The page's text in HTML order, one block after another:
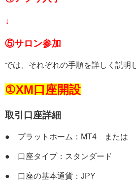
↓
⑤サロン参加
では、それぞれの手順を詳しく説明
①XM口座開設
取引口座詳細
● プラットホーム：MT4 または
● 口座タイプ：スタンダード
● 口座の基本通貨：JPY